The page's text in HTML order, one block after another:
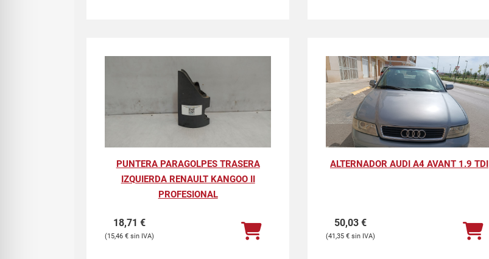
PUNTERA PARAGOLPES TRASERA
IZQUIERDA RENAULT KANGOO II
PROFESIONAL
18,71 €
15,46 €
ALTERNADOR AUDI A4 AVANT 1.9 TDI
50,03€
41,35€